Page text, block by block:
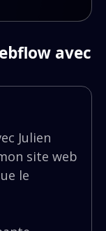
les
côté
étape avec
de
catalogues
e-
milliers de
ou une
avec
Julien
site web
le